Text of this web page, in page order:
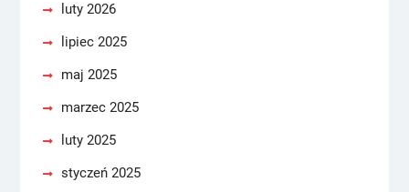
luty 2026
lipiec 2025
maj 2025
marzec 2025
luty 2025
styczeń 2025